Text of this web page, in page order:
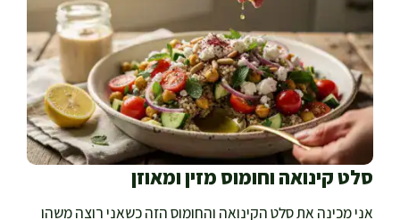
סלט קינואה וחומוס מזין ומאוזן
אני מכינה את סלט הקינואה והחומוס הזה כשאני רוצה משהו